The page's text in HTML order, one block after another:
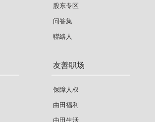
股东专区
问答集
聯絡人
友善职场
保障人权
由田福利
由田生活